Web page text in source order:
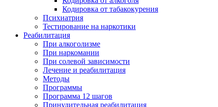
Кодировка от табакокурения
Психиатрия
Тестирование на наркотики
Реабилитация
При алкоголизме
При наркомании
При солевой зависимости
Лечение и реабилитация
Методы
Программы
Программа 12 шагов
Принудительная реабилитация